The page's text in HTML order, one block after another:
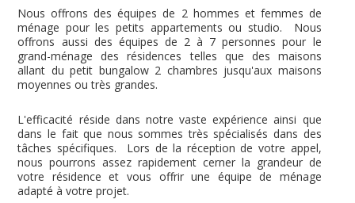
Nous offrons des équipes de 2 hommes et femmes de
ménage pour les petits appartements ou studio. Nous
offrons aussi des équipes de 2 à 7 personnes pour le
grand-ménage des résidences telles que des maisons
allant du petit bungalow 2 chambres jusqu'aux maisons
moyennes ou très grandes.
L'efficacité réside dans notre vaste expérience ainsi que
dans le fait que nous sommes très spécialisés dans des
tâches spécifiques. Lors de la réception de votre appel,
nous pourrons assez rapidement cerner la grandeur de
votre résidence et vous offrir une équipe de ménage
adapté à votre projet.